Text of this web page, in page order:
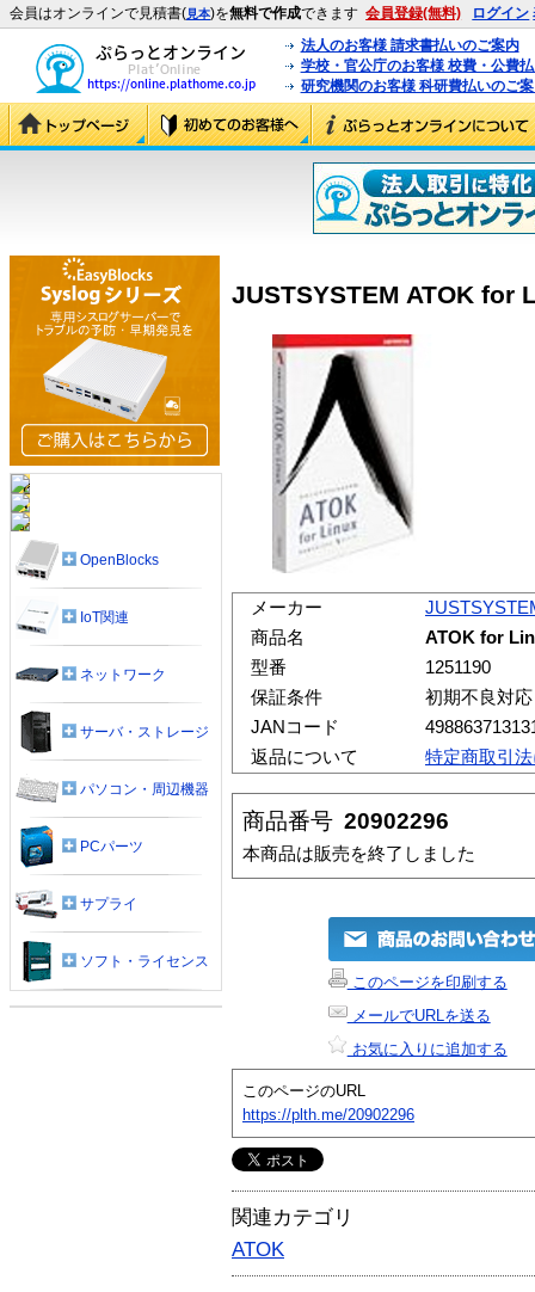
会員はオンラインで見積書(見本)を無料で作成できます 会員登録(無料) ログイン
法人のお客様 請求書払いのご案内
学校・官公庁のお客様 校費・公費
研究機関のお客様 科研費払いのご
JUSTSYSTEM ATOK for
メーカー
商品名
ATOK for
型番
1251190
保証条件
初期不良対
JANコード
返品について
特定商取引
商品番号 20902296
本商品は販売を終了しました
このページを印刷する
メールでURLを送る
お気に入りに追加する
このページのURL
https://plth.me/20902296
関連カテゴリ
ATOK
OpenBlocks
IoT関連
ネットワーク
サーバ・ストレージ
パソコン・周辺機器
PCパーツ
サプライ
ソフト・ライセンス